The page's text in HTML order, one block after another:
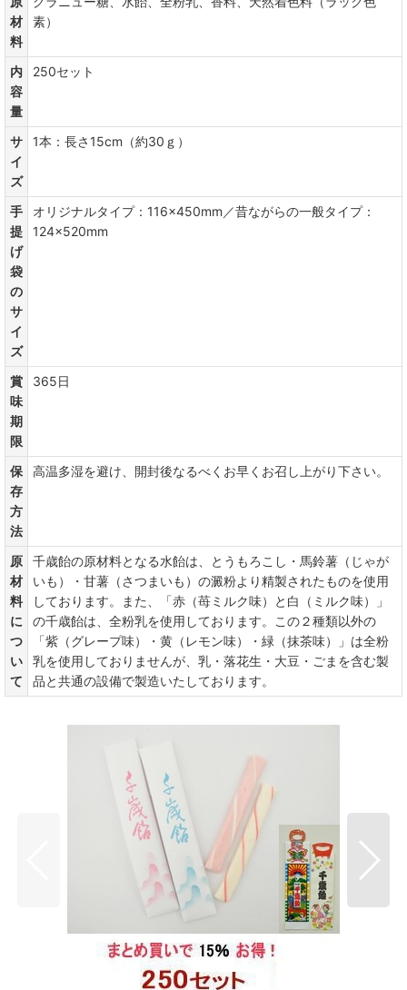
材
料
素）
内
容
量
250セット
サ
イ
ズ
1本：長さ15cm（約30ｇ）
手
提
げ
袋
の
サ
イ
ズ
オリジナルタイプ：116×450mm／昔ながらの一般タイプ：
124×520mm
賞
味
期
限
365日
保
存
方
法
高温多湿を避け、開封後なるべくお早くお召し上がり下さい。
原
材
料
に
つ
い
て
千歳飴の原材料となる水飴は、とうもろこし・馬鈴薯（じゃが
いも）・甘薯（さつまいも）の澱粉より精製されたものを使用
しております。また、「赤（苺ミルク味）と白（ミルク味）」
の千歳飴は、全粉乳を使用しております。この２種類以外の
「紫（グレープ味）・黄（レモン味）・緑（抹茶味）」は全粉
乳を使用しておりませんが、乳・落花生・大豆・ごまを含む製
品と共通の設備で製造いたしております。